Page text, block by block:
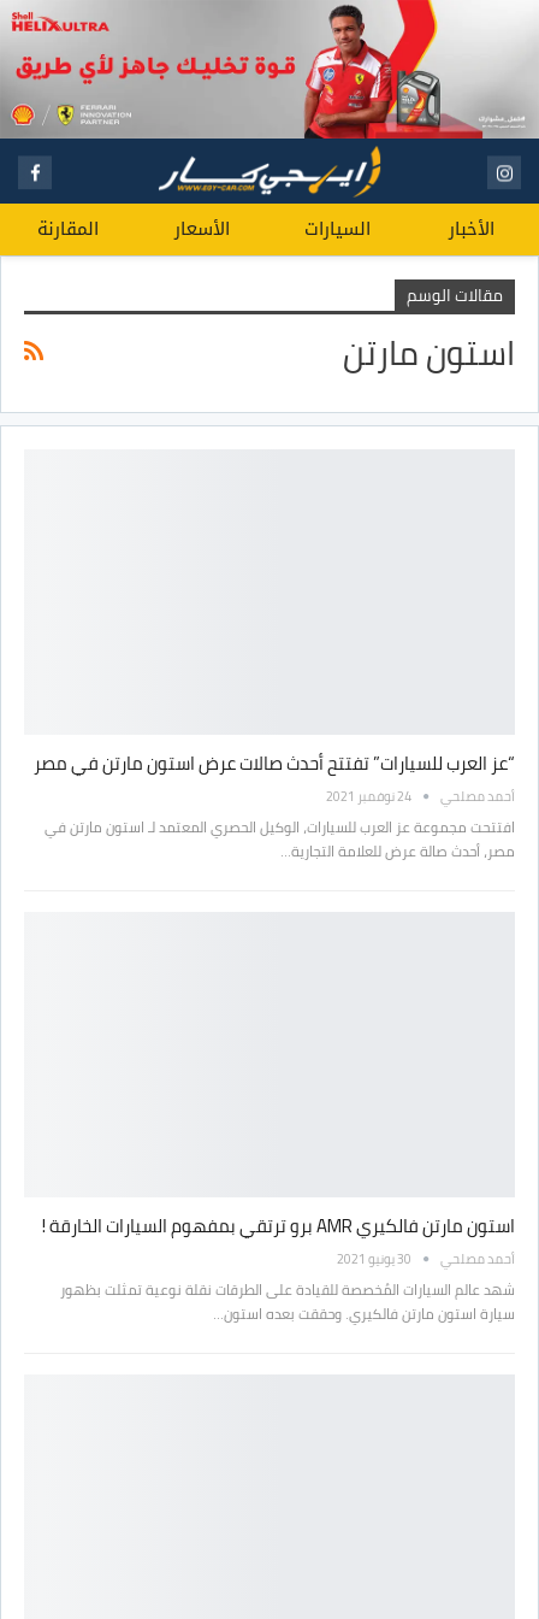
الأخبار السيارات الأسعار المقارنة
مقالات الوسم
استون مارتن
“عز العرب للسيارات” تفتتح أحدث صالات عرض استون مارتن في مصر
أحمد مصلحي 24 نوفمبر 2021
افتتحت مجموعة عز العرب للسيارات، الوكيل الحصري المعتمد لـ استون مارتن في
مصر، أحدث صالة عرض للعلامة التجارية…
استون مارتن فالكيري AMR برو ترتقي بمفهوم السيارات الخارقة !
أحمد مصلحي 30 يونيو 2021
شهد عالم السيارات المُخصصة للقيادة على الطرقات نقلة نوعية تمثلت بظهور
سيارة استون مارتن فالكيري. وحققت بعده استون…